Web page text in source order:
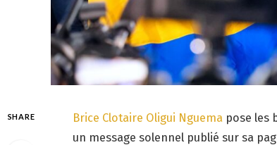
SHARE Brice Clotaire Oligui Nguema pose les
un message solennel publié sur sa